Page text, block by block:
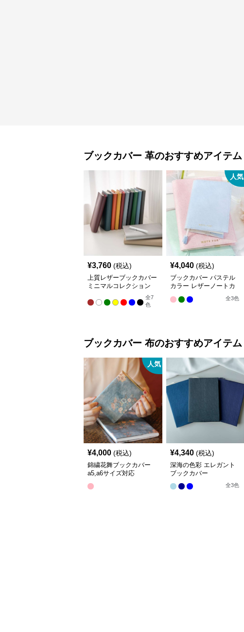
ブックカバー 革のおすすめアイテム
¥3,760 (税込)
上質レザーブックカバー
ミニマルコレクション
全7
色
人気
¥4,040 (税込)
ブックカバー パステル
カラー レザーノートカ
バー A5（ビジネス書）
A6（文庫本）対応
全3色
ブックカバー 布のおすすめアイテム
人気
¥4,000 (税込)
錦繍花舞ブックカバー
a5,a6サイズ対応
¥4,340 (税込)
深海の色彩 エレガント
ブックカバー
全3色